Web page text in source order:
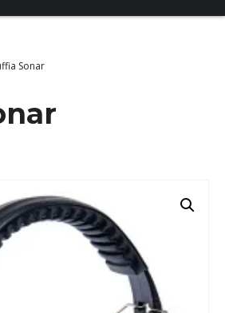
Sonar